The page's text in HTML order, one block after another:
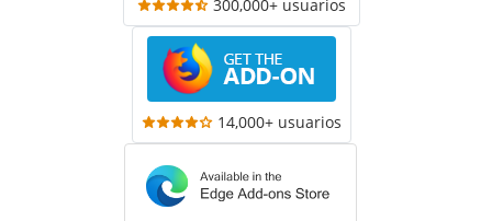
300,000+ usuarios
14,000+ usuarios